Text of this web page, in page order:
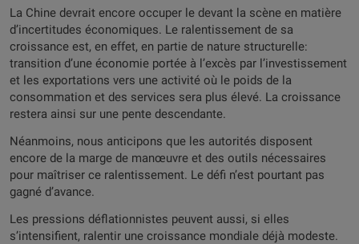
La Chine devrait encore occuper le devant la scène en matière
d’incertitudes économiques. Le ralentissement de sa
croissance est, en effet, en partie de nature structurelle:
transition d’une économie portée à l’excès par l’investissement
et les exportations vers une activité où le poids de la
consommation et des services sera plus élevé. La croissance
restera ainsi sur une pente descendante.
Néanmoins, nous anticipons que les autorités disposent
encore de la marge de manœuvre et des outils nécessaires
pour maîtriser ce ralentissement. Le défi n’est pourtant pas
gagné d’avance.
Les pressions déflationnistes peuvent aussi, si elles
s’intensifient, ralentir une croissance mondiale déjà modeste.